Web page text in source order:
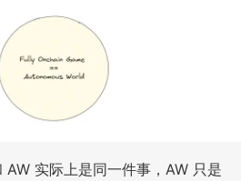
实际上是同一件事，AW 只是